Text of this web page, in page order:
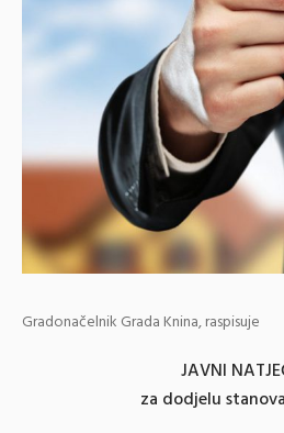
Gradonačelnik Grada Knina, raspisuje
JAVNI
za dodjelu